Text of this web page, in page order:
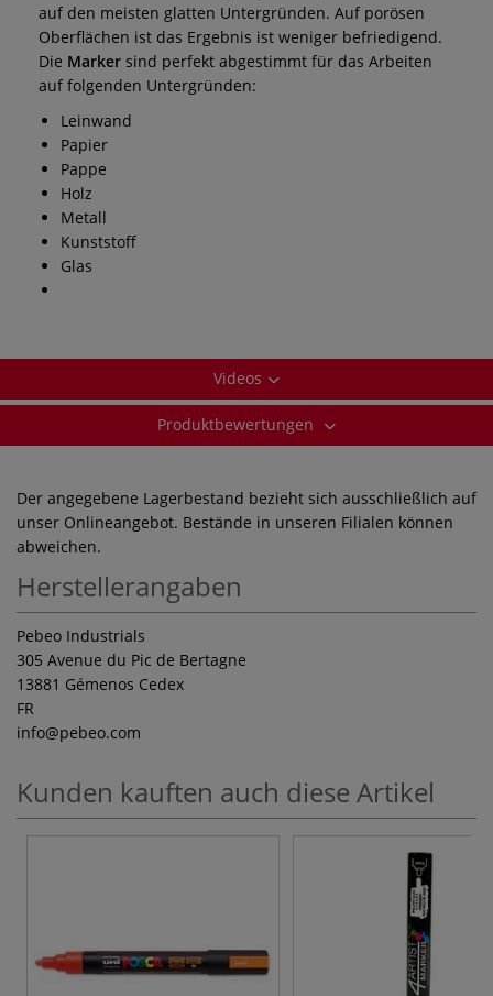
auf den meisten glatten Untergründen. Auf porösen
Oberflächen ist das Ergebnis ist weniger befriedigend.
Die Marker sind perfekt abgestimmt für das Arbeiten
auf folgenden Untergründen:
Leinwand
Papier
Pappe
Holz
Metall
Kunststoff
Glas
Videos
Produktbewertungen
Der angegebene Lagerbestand bezieht sich ausschließlich auf
unser Onlineangebot. Bestände in unseren Filialen können
abweichen.
Herstellerangaben
Pebeo Industrials
305 Avenue du Pic de Bertagne
13881 Gémenos Cedex
FR
info@pebeo.com
Kunden kauften auch diese Artikel